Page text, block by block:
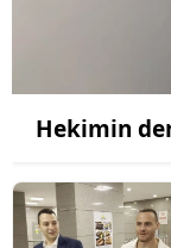
Hekimin